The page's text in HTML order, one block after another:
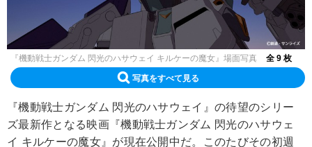
『機動戦士ガンダム 閃光のハサウェイ キルケーの魔女』場面写真 全 9 枚
写真をすべて見る
『機動戦士ガンダム 閃光のハサウェイ』の待望のシリー
ズ最新作となる映画『機動戦士ガンダム 閃光のハサウェ
イ キルケーの魔女』が現在公開中だ。このたびその初週